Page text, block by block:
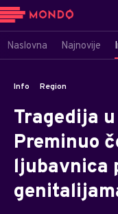
Naslovna Najnovije
Info Region
Tragedija
Preminuo
ljubavnica